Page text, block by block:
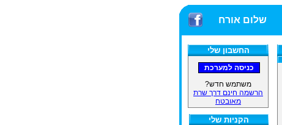
שלום אורח
החשבון שלי
משתמש חדש?
הרשמה חינם דרך שרת
מאובטח
הקניות שלי